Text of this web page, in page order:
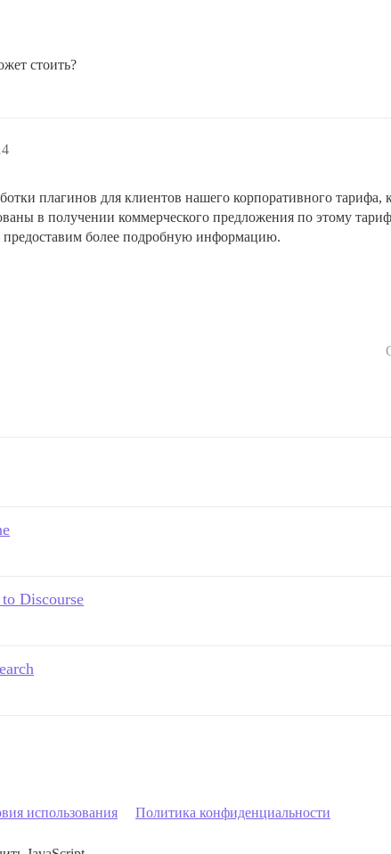
стоить?
плагинов для клиентов нашего корпоративного
в получении коммерческого предложения по этому
более подробную информацию.
Discourse
использования Политика конфиденциальности